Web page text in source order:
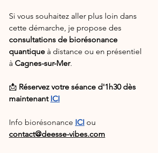
Si vous souhaitez aller plus loin dans
cette démarche, je propose des
consultations de biorésonance
quantique à distance ou en présentiel
à Cagnes-sur-Mer.
📩 Réservez votre séance d'1h30 dès
maintenant ICI
Info biorésonance ICI ou
contact@deesse-vibes.com